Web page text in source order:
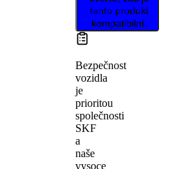
tento produkt
kompatibilní.
Bezpečnost
vozidla
je
prioritou
společnosti
SKF
a
naše
vysoce